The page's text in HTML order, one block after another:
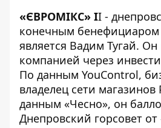
«ЄВРОМІКС» ІІ -
конечным бенефициаром
является Вадим Тугай. Он
компанией через
По данным YouControl,
владелец сети магазинов
данным «Чесно», он
Днепровский горсовет